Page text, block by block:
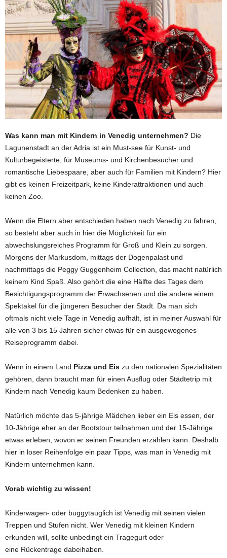
Was kann man mit Kindern in Venedig unternehmen? Die
Lagunenstadt an der Adria ist ein Must-see für Kunst- und
Kulturbegeisterte, für Museums- und Kirchenbesucher und
romantische Liebespaare, aber auch für Familien mit Kindern? Hier
gibt es keinen Freizeitpark, keine Kinderattraktionen und auch
keinen Zoo.
Wenn die Eltern aber entschieden haben nach Venedig zu fahren,
so besteht aber auch in hier die Möglichkeit für ein
abwechslungsreiches Programm für Groß und Klein zu sorgen.
Morgens der Markusdom, mittags der Dogenpalast und
nachmittags die Peggy Guggenheim Collection, das macht natürlich
keinem Kind Spaß. Also gehört die eine Hälfte des Tages dem
Besichtigungsprogramm der Erwachsenen und die andere einem
Spektakel für die jüngeren Besucher der Stadt. Da man sich
oftmals nicht viele Tage in Venedig aufhält, ist in meiner Auswahl für
alle von 3 bis 15 Jahren sicher etwas für ein ausgewogenes
Reiseprogramm dabei.
Wenn in einem Land Pizza und Eis zu den nationalen Spezialitäten
gehören, dann braucht man für einen Ausflug oder Städtetrip mit
Kindern nach Venedig kaum Bedenken zu haben.
Natürlich möchte das 5-jährige Mädchen lieber ein Eis essen, der
10-Jährige eher an der Bootstour teilnahmen und der 15-Jährige
etwas erleben, wovon er seinen Freunden erzählen kann. Deshalb
hier in loser Reihenfolge ein paar Tipps, was man in Venedig mit
Kindern unternehmen kann.
Vorab wichtig zu wissen!
Kinderwagen- oder buggytauglich ist Venedig mit seinen vielen
Treppen und Stufen nicht. Wer Venedig mit kleinen Kindern
erkunden will, sollte unbedingt ein Tragegurt oder
eine Rückentrage dabeihaben.